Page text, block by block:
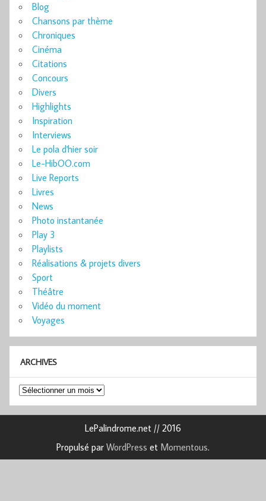
Blog
Chansons par thème
Chroniques
Cinéma
Citations
Concours
Divers
Highlights
Inspiration
Interviews
Le pola d'hier soir
Le-HibOO.com
Live Reports
Livres
News
Photo instantanée
Play 3
Playlists
Réalisations & projets divers
Sport
Théâtre
Vidéo du moment
Voyages
ARCHIVES
Archives
LePalindrome.net // 2016
Propulsé par WordPress et Momentous.